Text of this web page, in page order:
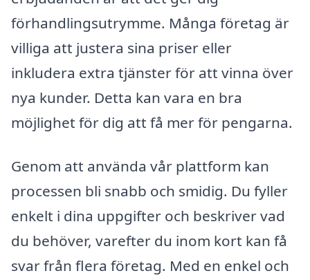
förhandlingsutrymme. Många företag är
villiga att justera sina priser eller
inkludera extra tjänster för att vinna över
nya kunder. Detta kan vara en bra
möjlighet för dig att få mer för pengarna.
Genom att använda vår plattform kan
processen bli snabb och smidig. Du fyller
enkelt i dina uppgifter och beskriver vad
du behöver, varefter du inom kort kan få
svar från flera företag. Med en enkel och